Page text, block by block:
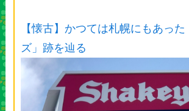
【懐古】かつては札幌にもあっ
ズ」跡を辿る